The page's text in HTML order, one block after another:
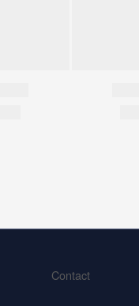
Contact